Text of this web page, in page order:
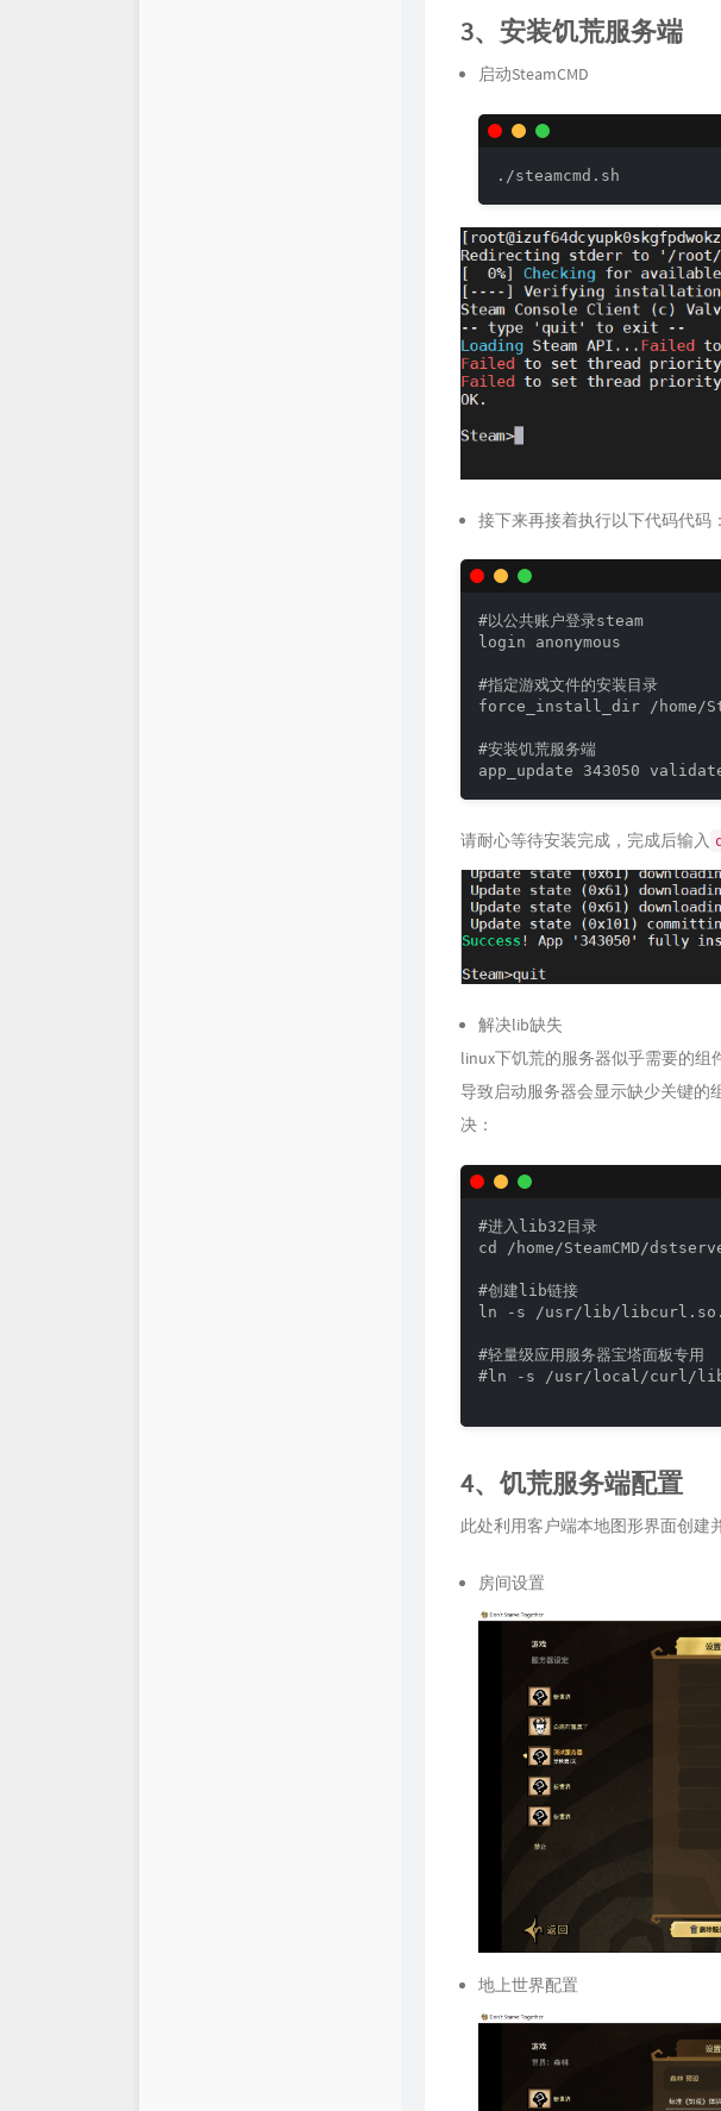
3、安装饥荒服务端
启动SteamCMD
./steamcmd.sh
接下来再接着执行以下代码代码：
#以公共账户登录steam
login anonymous
#指定游戏文件的安装目录
force_install_dir /home/
#安装饥荒服务端
请耐心等待安装完成，完成后输入
解决lib缺失
linux下饥荒的服务器似乎需要的
导致启动服务器会显示缺少关键的
决：
#进入lib32目录
cd /home/SteamCMD/
#创建lib链接
ln -s /usr/lib/
#轻量级应用服务器宝塔面板专用
#ln -s /usr/local/curl/
4、饥荒服务端配置
此处利用客户端本地图形界面创建
房间设置
地上世界配置